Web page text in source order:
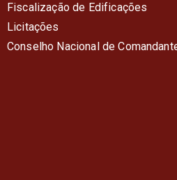
Fiscalização de Edificações
Licitações
Conselho Nacional de